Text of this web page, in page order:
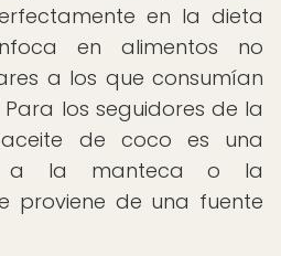
en la dieta
en alimentos no
a los que consumían
los seguidores de la
de coco es una
a la manteca o la
proviene de una fuente